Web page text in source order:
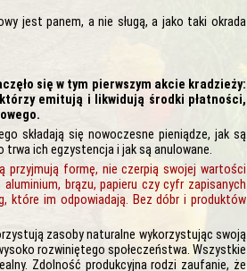
jest panem, a nie sługą, a jako taki okrada
się w tym pierwszym akcie kradzieży:
emitują i likwidują środki płatności,
składają się nowoczesne pieniądze, jak są
trwa ich egzystencja i jak są anulowane.
przyjmują formę, nie czerpią swojej wartości
brązu, papieru czy cyfr zapisanych
które im odpowiadają. Bez dóbr i produktów
zasoby naturalne wykorzystując swoją
rozwiniętego społeczeństwa. Wszystkie
Zdolność produkcyjna rodzi zaufanie, że